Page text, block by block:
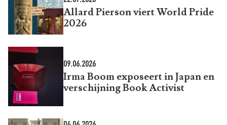
Allard Pierson viert World Pride
2026
09.06.2026
Irma Boom exposeert in Japan en
verschijning Book Activist